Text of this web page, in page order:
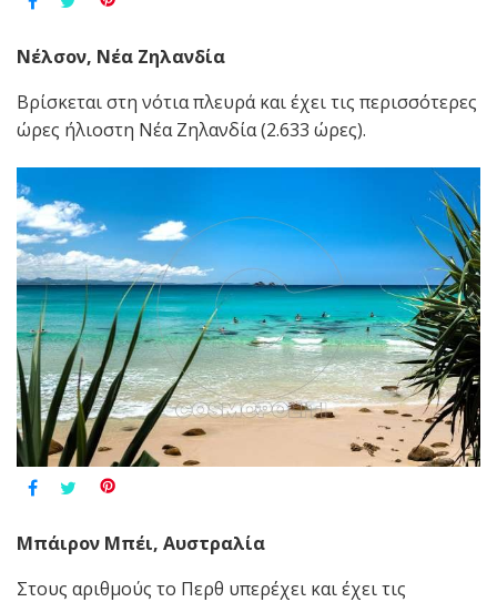
Νέλσον, Νέα Ζηλανδία
Βρίσκεται στη νότια πλευρά και έχει τις περισσότερες
ώρες ήλιοστη Νέα Ζηλανδία (2.633 ώρες).
Μπάιρον Μπέι, Αυστραλία
Στους αριθμούς το Περθ υπερέχει και έχει τις